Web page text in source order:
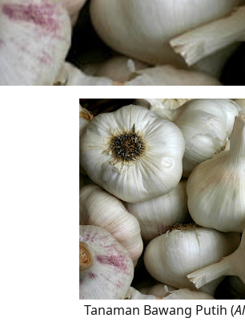
Tanaman Bawang Putih (